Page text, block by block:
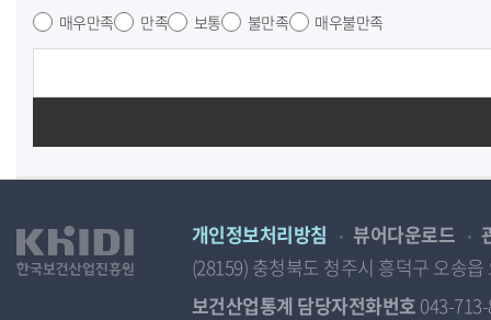
매우만족
만족 보통 불만족 매우불만족
개인정보처리방침 뷰어다운로드
(28159) 충청북도 청주시 흥덕구 오송
보건산업통계 담당자전화번호 043-